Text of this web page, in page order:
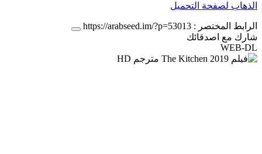
الذهاب لصفحة التحميل
الرابط المختصر : https://arabseed.im/?p=53013
شارك مع اصدقائك
WEB-DL